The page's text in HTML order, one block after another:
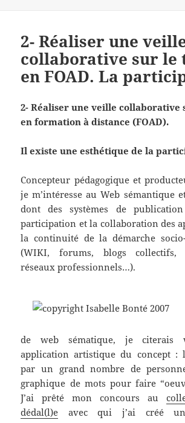
2- Réaliser une
collaborative sur le
en FOAD. La
2- Réaliser une veille
en formation à distance (FOAD).
Il existe une esthétique de la
Concepteur pédagogique et
je m’intéresse au Web sémantique
dont des systèmes de
participation et la collaboration des
la continuité de la démarche
(WIKI, forums, blogs collectifs,
réseaux professionnels…).
de web sématique, je citerais
application artistique du concept :
par un grand nombre de
graphique de mots pour faire
J’ai prêté mon concours au
dédal(l)e avec qui j’ai créé